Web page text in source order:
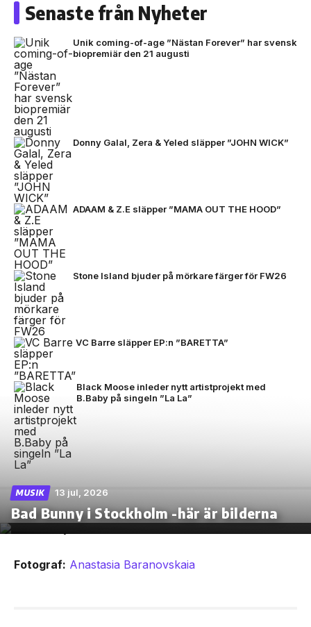
Senaste från Nyheter
Unik coming-of-age ”Nästan Forever” har svensk
biopremiär den 21 augusti
Donny Galal, Zera & Yeled släpper ”JOHN WICK”
ADAAM & Z.E släpper ”MAMA OUT THE HOOD”
Stone Island bjuder på mörkare färger för FW26
VC Barre släpper EP:n ”BARETTA”
Black Moose inleder nytt artistprojekt med
B.Baby på singeln ”La La”
MUSIK 13 jul, 2026
Bad Bunny i Stockholm -här är bilderna
Fotograf: Anastasia Baranovskaia